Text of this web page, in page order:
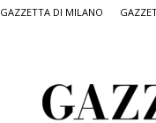
GAZZETTA DI MILANO